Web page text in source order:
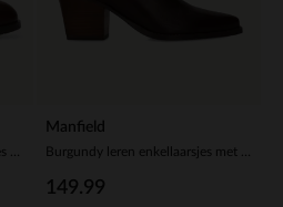
Manfield
149.99